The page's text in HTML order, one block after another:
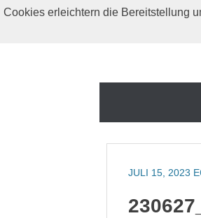
Zum
JULI 15, 2023
Cookies erleichtern die Bereitstellung